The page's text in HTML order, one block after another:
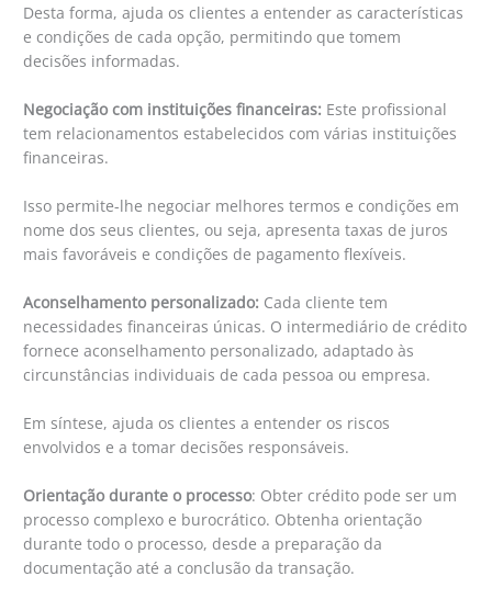
Desta forma, ajuda os clientes a entender as características
e condições de cada opção, permitindo que tomem
decisões informadas.
Negociação com instituições financeiras: Este profissional
tem relacionamentos estabelecidos com várias instituições
financeiras.
Isso permite-lhe negociar melhores termos e condições em
nome dos seus clientes, ou seja, apresenta taxas de juros
mais favoráveis ​​e condições de pagamento flexíveis.
Aconselhamento personalizado: Cada cliente tem
necessidades financeiras únicas. O intermediário de crédito
fornece aconselhamento personalizado, adaptado às
circunstâncias individuais de cada pessoa ou empresa.
Em síntese, ajuda os clientes a entender os riscos
envolvidos e a tomar decisões responsáveis.
Orientação durante o processo: Obter crédito pode ser um
processo complexo e burocrático. Obtenha orientação
durante todo o processo, desde a preparação da
documentação até a conclusão da transação.